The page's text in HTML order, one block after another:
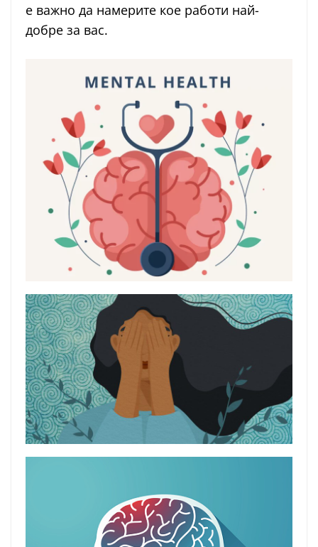
е важно да намерите кое работи най-
добре за вас.